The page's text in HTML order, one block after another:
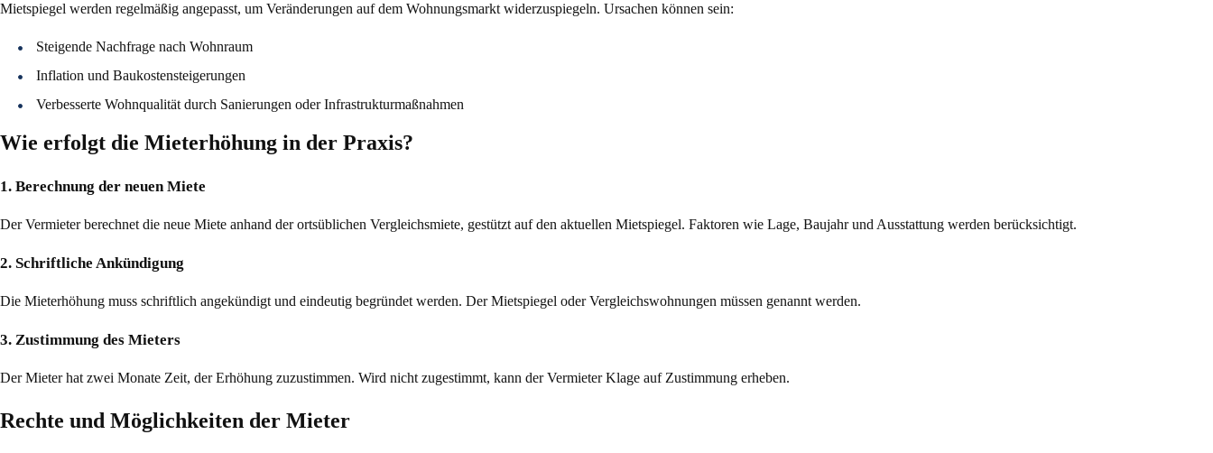
Mietspiegel werden regelmäßig angepasst, um Veränderungen auf dem Wohnungsmarkt widerzuspiegeln. Ursachen können sein:
Steigende Nachfrage nach Wohnraum
Inflation und Baukostensteigerungen
Verbesserte Wohnqualität durch Sanierungen oder Infrastrukturmaßnahmen
Wie erfolgt die Mieterhöhung in der Praxis?
1. Berechnung der neuen Miete
Der Vermieter berechnet die neue Miete anhand der ortsüblichen Vergleichsmiete, gestützt auf den aktuellen Mietspiegel. Faktoren wie Lage, Baujahr und Ausstattung werden berücksichtigt.
2. Schriftliche Ankündigung
Die Mieterhöhung muss schriftlich angekündigt und eindeutig begründet werden. Der Mietspiegel oder Vergleichswohnungen müssen genannt werden.
3. Zustimmung des Mieters
Der Mieter hat zwei Monate Zeit, der Erhöhung zuzustimmen. Wird nicht zugestimmt, kann der Vermieter Klage auf Zustimmung erheben.
Rechte und Möglichkeiten der Mieter